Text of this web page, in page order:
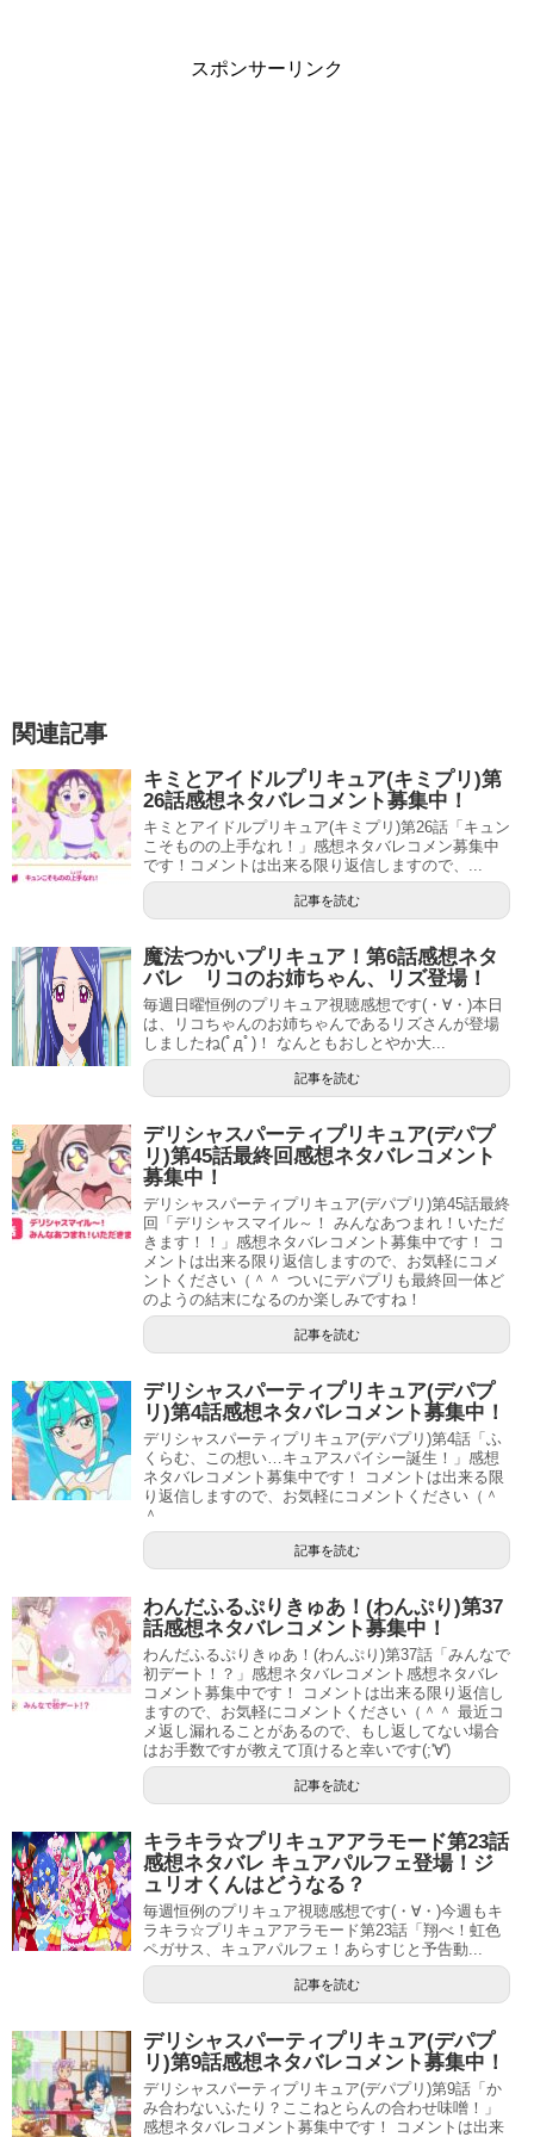
レジデント・クライあらわる」感想ネタバレ
オープニングは珍しくクライアス社からスタート。
リストルさんが社長のプレジデントクライと話してます
ね。
本日登場予定ですが、まさかこんな展開になるとは…(;´Д
｀)
スポンサーリンク
関連記事
キミとアイドルプリキュア(キミプリ)第
26話感想ネタバレコメント募集中！
キミとアイドルプリキュア(キミプリ)第26話「キュン
こそものの上手なれ！」感想ネタバレコメン募集中
です！コメントは出来る限り返信しますので、...
記事を読む
魔法つかいプリキュア！第6話感想ネタ
バレ リコのお姉ちゃん、リズ登場！
毎週日曜恒例のプリキュア視聴感想です(・∀・)本日
は、リコちゃんのお姉ちゃんであるリズさんが登場
しましたね(ﾟдﾟ)！ なんともおしとやか大...
記事を読む
デリシャスパーティプリキュア(デパプ
リ)第45話最終回感想ネタバレコメント
募集中！
デリシャスパーティプリキュア(デパプリ)第45話最終
回「デリシャスマイル～！ みんなあつまれ！いただ
きます！！」感想ネタバレコメント募集中です！ コ
メントは出来る限り返信しますので、お気軽にコメ
ントください（＾＾ ついにデパプリも最終回一体ど
のようの結末になるのか楽しみですね！
記事を読む
デリシャスパーティプリキュア(デパプ
リ)第4話感想ネタバレコメント募集中！
デリシャスパーティプリキュア(デパプリ)第4話「ふ
くらむ、この想い…キュアスパイシー誕生！」感想
ネタバレコメント募集中です！ コメントは出来る限
り返信しますので、お気軽にコメントください（＾
＾
記事を読む
わんだふるぷりきゅあ！(わんぷり)第37
話感想ネタバレコメント募集中！
わんだふるぷりきゅあ！(わんぷり)第37話「みんなで
初デート！？」感想ネタバレコメント感想ネタバレ
コメント募集中です！ コメントは出来る限り返信し
ますので、お気軽にコメントください（＾＾ 最近コ
メ返し漏れることがあるので、もし返してない場合
はお手数ですが教えて頂けると幸いです(;'∀')
記事を読む
キラキラ☆プリキュアアラモード第23話
感想ネタバレ キュアパルフェ登場！ジ
ュリオくんはどうなる？
毎週恒例のプリキュア視聴感想です(・∀・)今週もキ
ラキラ☆プリキュアアラモード第23話「翔べ！虹色
ペガサス、キュアパルフェ！あらすじと予告動...
記事を読む
デリシャスパーティプリキュア(デパプ
リ)第9話感想ネタバレコメント募集中！
デリシャスパーティプリキュア(デパプリ)第9話「か
み合わないふたり？ここねとらんの合わせ味噌！」
感想ネタバレコメント募集中です！ コメントは出来